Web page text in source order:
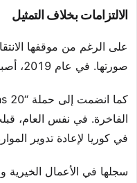
الالتزامات بخلاف التمثيل
على الرغم من موقفها
صورتها. في عام 2019، أصبحت سفيرة شانيل لكوريا الجنوبية.
الفاخرة. في نفس العام،
في كوريا لإعادة تدوير
سجلها في الأعمال الخيرية